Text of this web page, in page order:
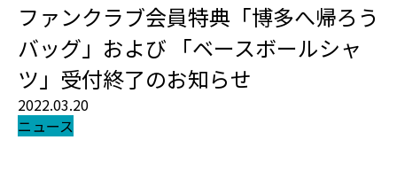
ファンクラブ会員特典「博多へ帰ろう
バッグ」および 「ベースボールシャ
ツ」受付終了のお知らせ
2022.03.20
ニュース